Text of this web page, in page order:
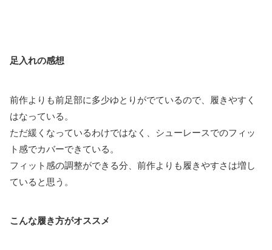
足入れの感想
前作よりも前足部に多少ゆとりがでているので、履きやすく
はなっている。
ただ緩くなっているわけではなく、シューレースでのフィッ
ト感でカバーできている。
フィット感の調整ができる分、前作よりも履きやすさは増し
ていると思う。
こんな履き方がオススメ